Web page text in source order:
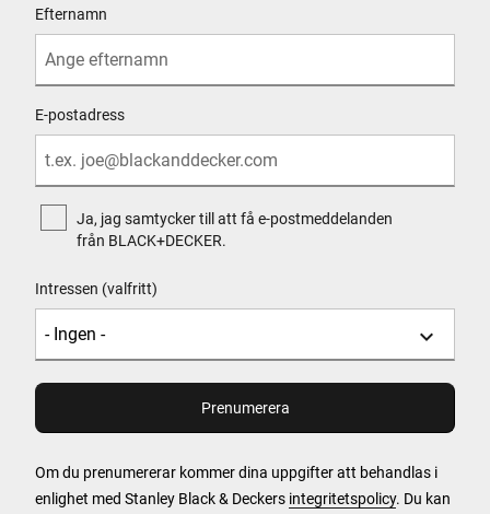
Efternamn
E-postadress
Ja, jag samtycker till att få e-postmeddelanden
från BLACK+DECKER.
Intressen (valfritt)
Om du prenumererar kommer dina uppgifter att behandlas i
enlighet med Stanley Black & Deckers integritetspolicy. Du kan